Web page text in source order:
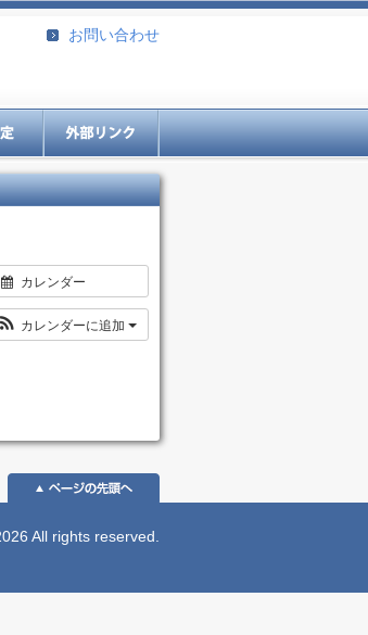
お問い合わせ
カレンダー
カレンダーに追加
All rights reserved.